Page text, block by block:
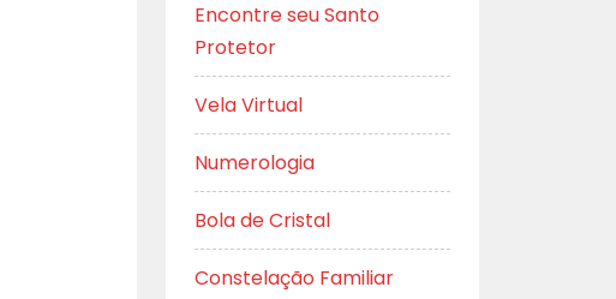
Encontre seu Santo
Protetor
Vela Virtual
Numerologia
Bola de Cristal
Constelação Familiar